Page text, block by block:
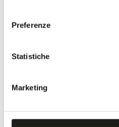
Preferenze
Statistiche
Marketing